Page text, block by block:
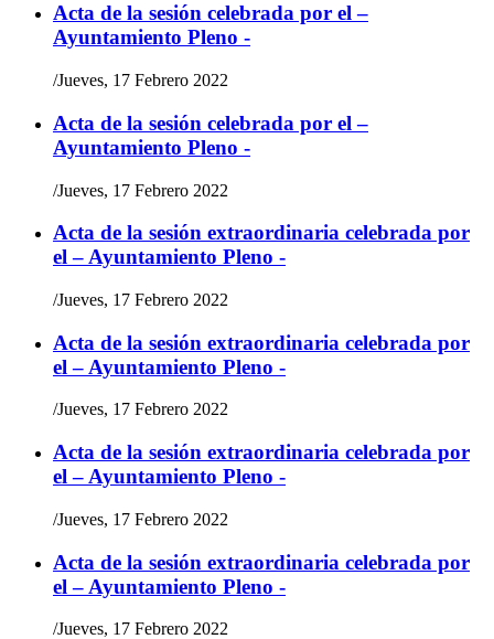
Acta de la sesión celebrada por el –
Ayuntamiento Pleno -
/Jueves, 17 Febrero 2022
Acta de la sesión celebrada por el –
Ayuntamiento Pleno -
/Jueves, 17 Febrero 2022
Acta de la sesión extraordinaria celebrada por
el – Ayuntamiento Pleno -
/Jueves, 17 Febrero 2022
Acta de la sesión extraordinaria celebrada por
el – Ayuntamiento Pleno -
/Jueves, 17 Febrero 2022
Acta de la sesión extraordinaria celebrada por
el – Ayuntamiento Pleno -
/Jueves, 17 Febrero 2022
Acta de la sesión extraordinaria celebrada por
el – Ayuntamiento Pleno -
/Jueves, 17 Febrero 2022